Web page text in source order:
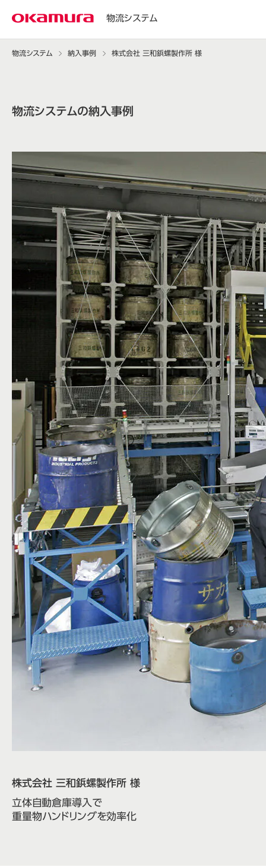
物流システム
物流システム 納入事例 株式会社 三和鋲螺製作所 様
物流システムの納入事例
株式会社 三和鋲螺製作所 様
立体自動倉庫導入で
重量物ハンドリングを効率化